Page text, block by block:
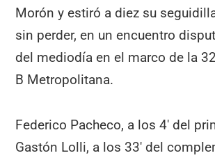
Morón y estiró a diez su
sin perder, en un encuentro
del mediodía en el marco de la
B Metropolitana.
Federico Pacheco, a los 4′ del
Gastón Lolli, a los 33′ del